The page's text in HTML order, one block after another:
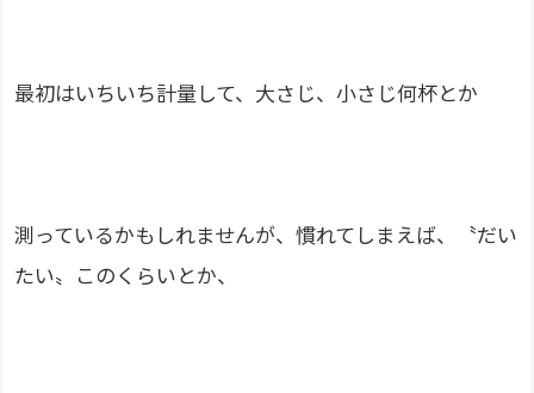
最初はいちいち計量して、大さじ、小さじ何杯とか
測っているかもしれませんが、慣れてしまえば、〝だい
たい〟このくらいとか、